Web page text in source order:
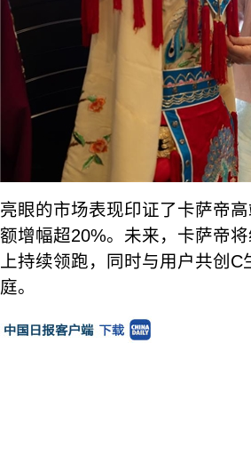
亮眼的市场表现印证了卡萨帝
额增幅超20%。未来，卡萨帝
上持续领跑，同时与用户共创
庭。